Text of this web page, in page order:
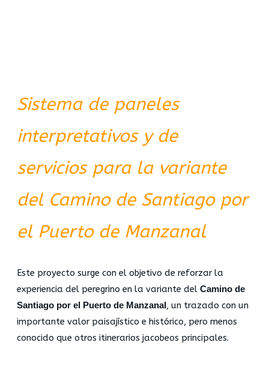
Sistema de paneles
interpretativos y de
servicios para la variante
del Camino de Santiago por
el Puerto de Manzanal
Este proyecto surge con el objetivo de reforzar la
experiencia del peregrino en la variante del Camino de
Santiago por el Puerto de Manzanal , un trazado con un
importante valor paisajístico e histórico, pero menos
conocido que otros itinerarios jacobeos principales.